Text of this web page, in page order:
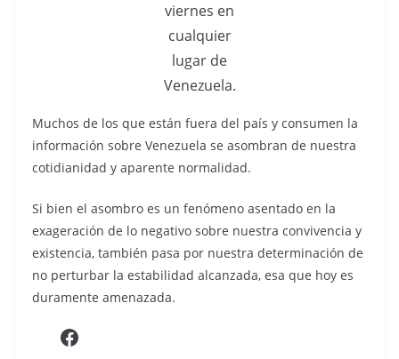
viernes en
cualquier
lugar de
Venezuela.
Muchos de los que están fuera del país y consumen la
información sobre Venezuela se asombran de nuestra
cotidianidad y aparente normalidad.
Si bien el asombro es un fenómeno asentado en la
exageración de lo negativo sobre nuestra convivencia y
existencia, también pasa por nuestra determinación de
no perturbar la estabilidad alcanzada, esa que hoy es
duramente amenazada.